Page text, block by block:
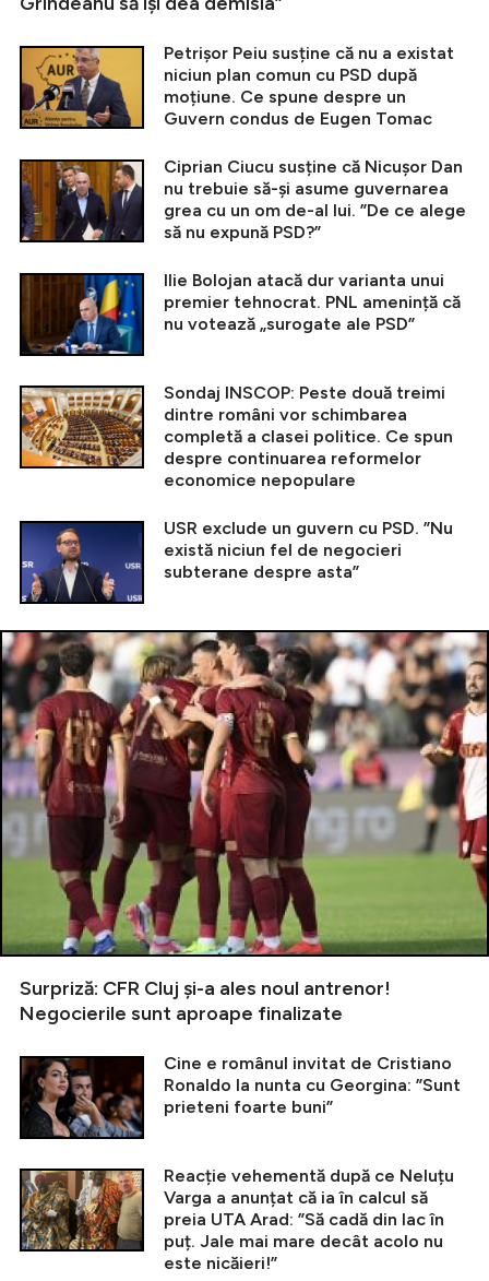
Petrișor Peiu susține că nu a existat
niciun plan comun cu PSD după
moțiune. Ce spune despre un
Guvern condus de Eugen Tomac
Ciprian Ciucu susține că Nicușor Dan
nu trebuie să-și asume guvernarea
grea cu un om de-al lui. ”De ce alege
să nu expună PSD?”
Ilie Bolojan atacă dur varianta unui
premier tehnocrat. PNL amenință că
nu votează „surogate ale PSD”
Sondaj INSCOP: Peste două treimi
dintre români vor schimbarea
completă a clasei politice. Ce spun
despre continuarea reformelor
economice nepopulare
USR exclude un guvern cu PSD. ”Nu
există niciun fel de negocieri
subterane despre asta”
Surpriză: CFR Cluj și-a ales noul antrenor!
Negocierile sunt aproape finalizate
Cine e românul invitat de Cristiano
Ronaldo la nunta cu Georgina: ”Sunt
prieteni foarte buni”
Reacție vehementă după ce Neluțu
Varga a anunțat că ia în calcul să
preia UTA Arad: ”Să cadă din lac în
puț. Jale mai mare decât acolo nu
este nicăieri!”